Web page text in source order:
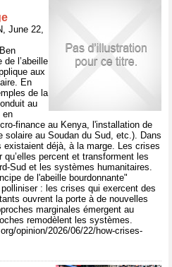
June 22,
de l’abeille
aux
En
de la
au
en
finance au Kenya, l'installation de
solaire au Soudan du Sud, etc.). Dans
déjà, à la marge. Les crises
percent et transforment les
Sud et les systèmes humanitaires.
de l'abeille bourdonnante"
: les crises qui exercent des
ouvrent la porte à de nouvelles
marginales émergent au
remodèlent les systèmes.
opinion/2026/06/22/how-crises-